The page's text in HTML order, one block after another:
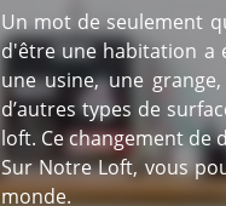
Un mot de seulement
d'être une habitation a
une usine, une
d’autres types de
loft. Ce changement de
Sur Notre Loft, vous
monde.